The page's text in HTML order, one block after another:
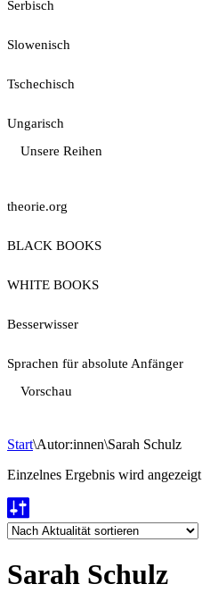
Serbisch
Slowenisch
Tschechisch
Ungarisch
Unsere Reihen
theorie.org
BLACK BOOKS
WHITE BOOKS
Besserwisser
Sprachen für absolute Anfänger
Vorschau
Start\Autor:innen\Sarah Schulz
Einzelnes Ergebnis wird angezeigt
Sarah Schulz